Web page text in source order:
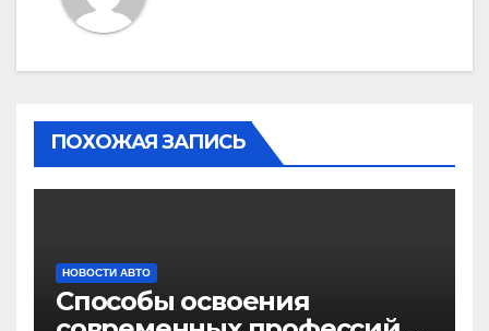
ПОХОЖАЯ ЗАПИСЬ
НОВОСТИ АВТО
Способы освоения